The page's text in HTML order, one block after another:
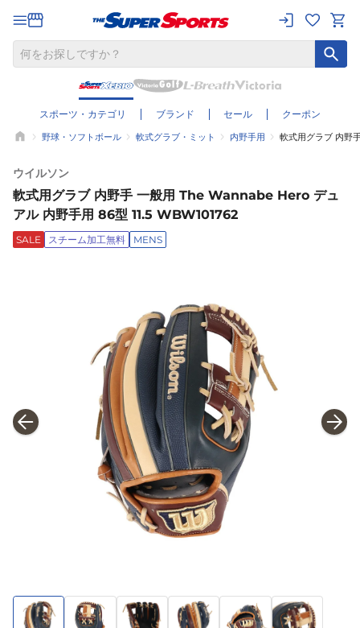
スポーツ・カテゴリ ブランド セール クーポン
野球・ソフトボール 軟式グラブ・ミット 内野手用 軟式用グラブ 内野
ウイルソン
軟式用グラブ 内野手 一般用 The Wannabe Hero デュ
アル 内野手用 86型 11.5 WBW101762
SALE スチーム加工無料 MENS